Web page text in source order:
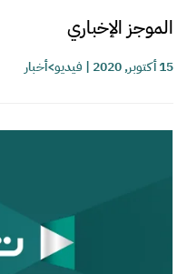
الموجز الإخباري
15 أكتوبر, 2020 | فيديو>أخبار